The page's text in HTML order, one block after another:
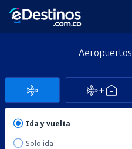
Aeropuertos
Ida y vuelta
Solo ida